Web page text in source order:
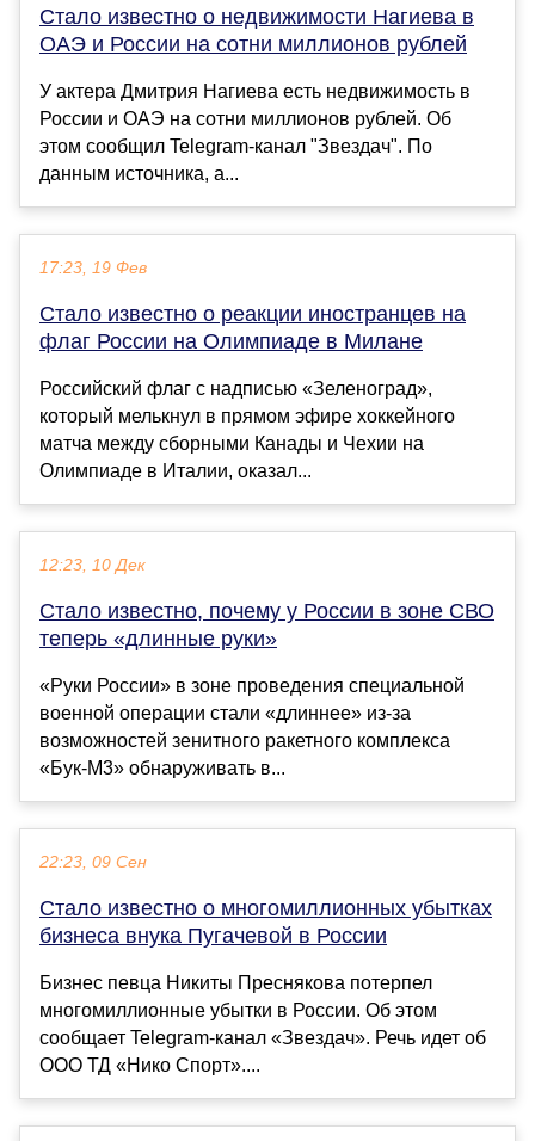
Стало известно о недвижимости Нагиева в
ОАЭ и России на сотни миллионов рублей
У актера Дмитрия Нагиева есть недвижимость в
России и ОАЭ на сотни миллионов рублей. Об
этом сообщил Telegram-канал "Звездач". По
данным источника, а...
17:23, 19 Фев
Стало известно о реакции иностранцев на
флаг России на Олимпиаде в Милане
Российский флаг с надписью «Зеленоград»,
который мелькнул в прямом эфире хоккейного
матча между сборными Канады и Чехии на
Олимпиаде в Италии, оказал...
12:23, 10 Дек
Стало известно, почему у России в зоне СВО
теперь «длинные руки»
«Руки России» в зоне проведения специальной
военной операции стали «длиннее» из-за
возможностей зенитного ракетного комплекса
«Бук-М3» обнаруживать в...
22:23, 09 Сен
Стало известно о многомиллионных убытках
бизнеса внука Пугачевой в России
Бизнес певца Никиты Преснякова потерпел
многомиллионные убытки в России. Об этом
сообщает Telegram-канал «Звездач». Речь идет об
ООО ТД «Нико Спорт»....